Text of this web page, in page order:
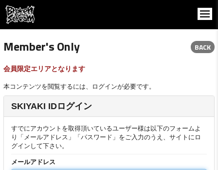
Member's Only BACK
会員限定エリアとなります
本コンテンツを閲覧するには、ログインが必要です。
SKIYAKI IDログイン
すでにアカウントを取得頂いているユーザー様は以下のフォームよ
り「メールアドレス」「パスワード」をご入力のうえ、サイトにロ
グインして下さい。
メールアドレス